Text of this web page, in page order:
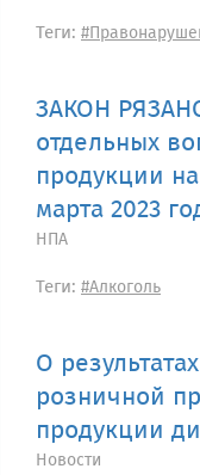
Теги:
ЗАКОН
отдельных
продукции
марта 2023
НПА
Теги: #Алкоголь
О
розничной
продукции
Новости